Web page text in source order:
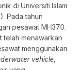
di Universiti Islam
Pada tahun
pesawat MH370.
telah menawarkan
menggunakan
vehicle,